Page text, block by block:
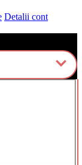
Detalii cont